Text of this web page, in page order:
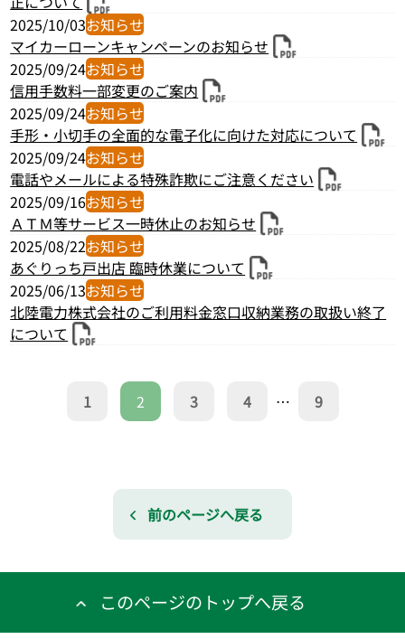
2025/10/03お知らせ
マイカーローンキャンペーンのお知らせ
2025/09/24お知らせ
信用手数料一部変更のご案内
2025/09/24お知らせ
手形・小切手の全面的な電子化に向けた対応について
2025/09/24お知らせ
電話やメールによる特殊詐欺にご注意ください
2025/09/16お知らせ
ＡＴＭ等サービス一時休止のお知らせ
2025/08/22お知らせ
あぐりっち戸出店 臨時休業について
2025/06/13お知らせ
北陸電力株式会社のご利用料金窓口収納業務の取扱い終了
について
1 2 3 4 … 9
前のページへ戻る
このページのトップへ戻る